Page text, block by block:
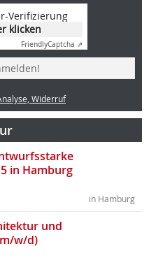
Verifizierung
klicken
FriendlyCaptcha ⇗
Widerruf
in Hamburg
in Hamburg
und
w/d)